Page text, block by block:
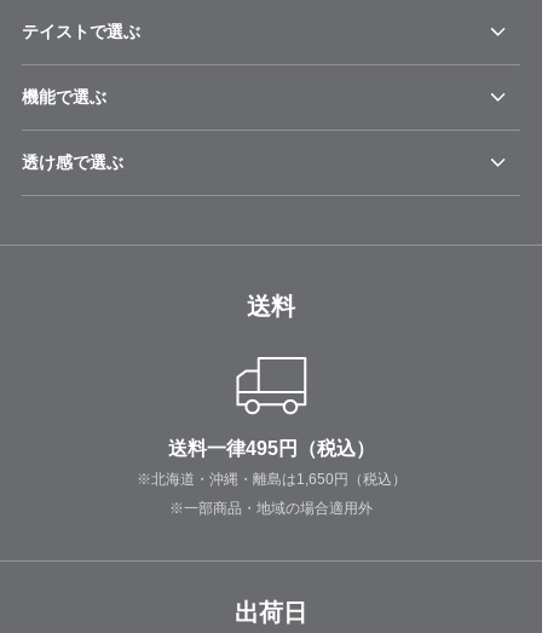
テイストで選ぶ
機能で選ぶ
透け感で選ぶ
送料
送料一律495円（税込）
※北海道・沖縄・離島は1,650円（税込）
※一部商品・地域の場合適用外
出荷日